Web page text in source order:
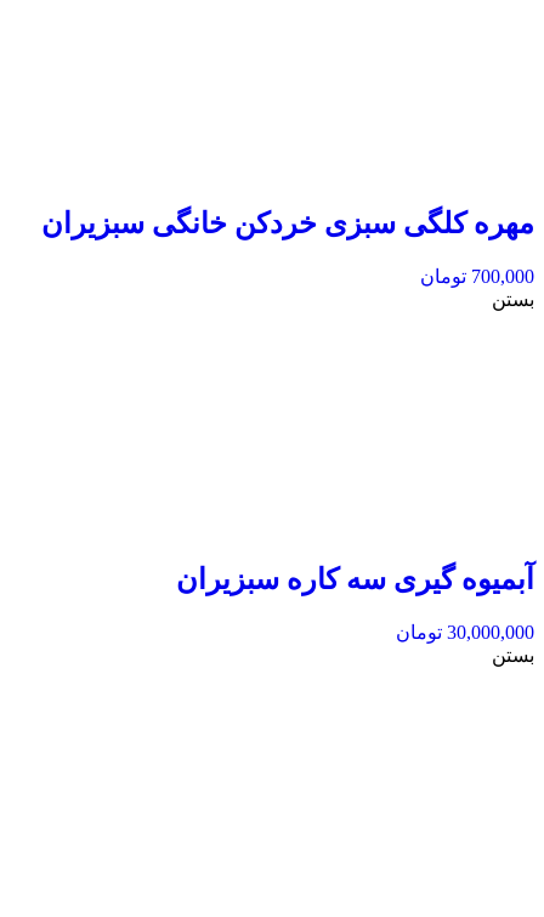
مهره کلگی سبزی خردکن خانگی سبزیران
700,000 تومان
بستن
آبمیوه گیری سه کاره سبزیران
30,000,000 تومان
بستن